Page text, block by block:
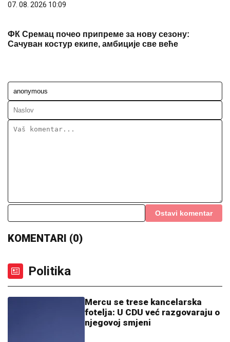
07. 08. 2026 10:09
ФК Сремац почео припреме за нову сезону:
Сачуван костур екипе, амбиције све веће
Ostavi komentar
KOMENTARI (0)
Politika
Mercu se trese kancelarska
fotelja: U CDU već razgovaraju o
njegovoj smjeni